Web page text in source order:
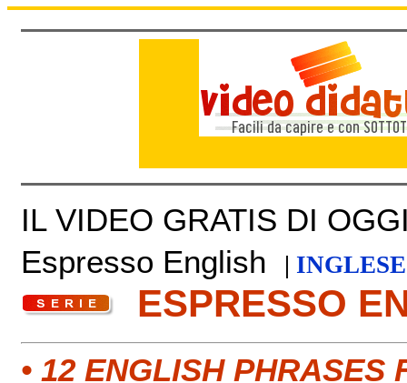
IL VIDEO GRATIS DI
Espresso English
|
ESPRESSO
• 12 ENGLISH PHRASES